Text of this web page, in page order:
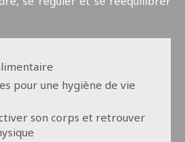
pour une hygiène de vie
son corps et retrouver